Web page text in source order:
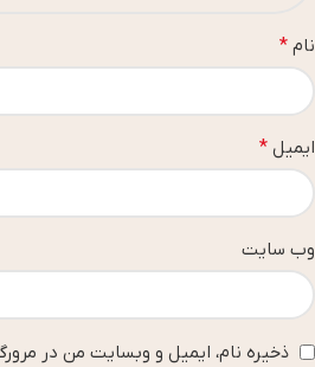
نام *
ایمیل *
وب‌ سایت
ذخیره نام، ایمیل و وبسایت من در